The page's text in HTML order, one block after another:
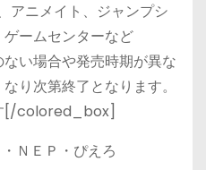
アニメイト、ジャンプシ
ームセンターなど
い場合や発売時期が異な
り次第終了となります。
[/colored_box]
ＮＥＰ・ぴえろ